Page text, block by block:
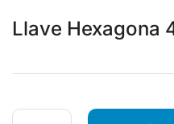
Llave Hexagona